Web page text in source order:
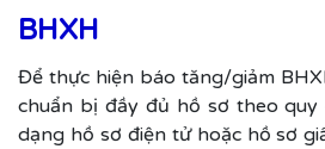
BHXH
Để thực hiện báo tăng/giảm
chuẩn bị đầy đủ hồ sơ theo
dạng hồ sơ điện tử hoặc hồ sơ